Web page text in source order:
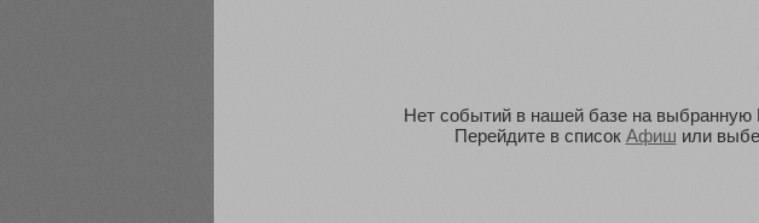
Нет событий в нашей базе на выбранную
Перейдите в список Афиш или